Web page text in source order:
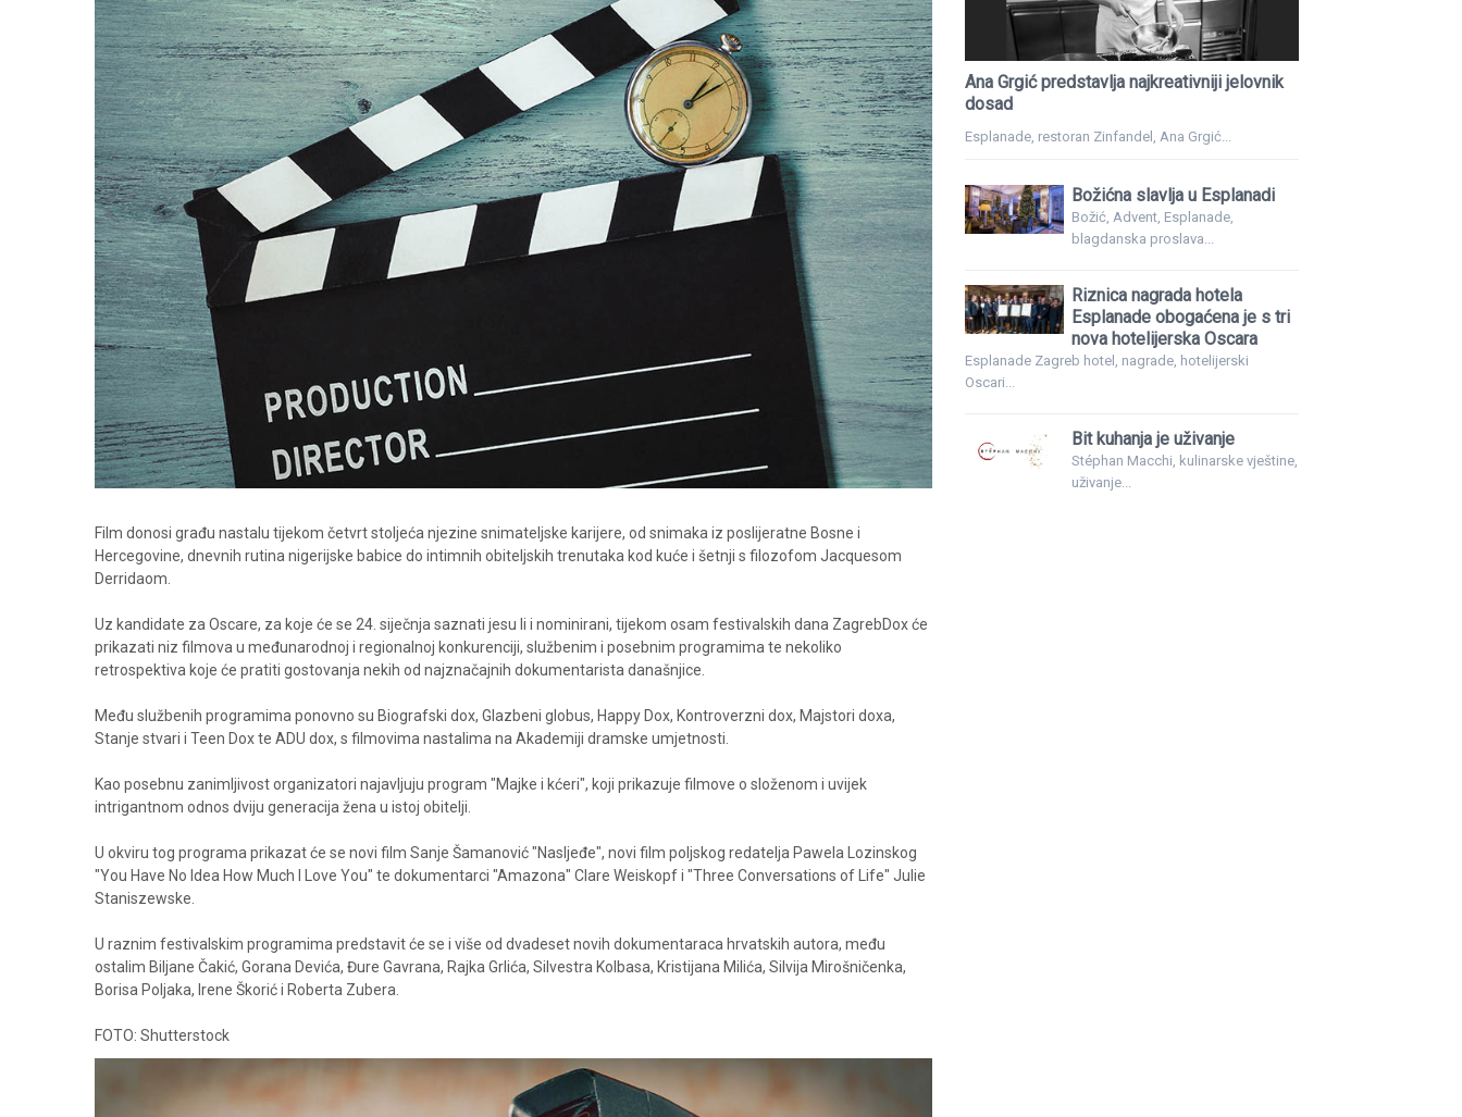
Film donosi građu nastalu tijekom četvrt stoljeća njezine snimateljske karijere, od snimaka iz poslijeratne Bosne i
Hercegovine, dnevnih rutina nigerijske babice do intimnih obiteljskih trenutaka kod kuće i šetnji s filozofom Jacquesom
Derridaom.
Uz kandidate za Oscare, za koje će se 24. siječnja saznati jesu li i nominirani, tijekom osam festivalskih dana ZagrebDox će
prikazati niz filmova u međunarodnoj i regionalnoj konkurenciji, službenim i posebnim programima te nekoliko
retrospektiva koje će pratiti gostovanja nekih od najznačajnih dokumentarista današnjice.
Među službenih programima ponovno su Biografski dox, Glazbeni globus, Happy Dox, Kontroverzni dox, Majstori doxa,
Stanje stvari i Teen Dox te ADU dox, s filmovima nastalima na Akademiji dramske umjetnosti.
Kao posebnu zanimljivost organizatori najavljuju program "Majke i kćeri", koji prikazuje filmove o složenom i uvijek
intrigantnom odnos dviju generacija žena u istoj obitelji.
U okviru tog programa prikazat će se novi film Sanje Šamanović "Nasljeđe", novi film poljskog redatelja Pawela Lozinskog
"You Have No Idea How Much I Love You" te dokumentarci "Amazona" Clare Weiskopf i "Three Conversations of Life" Julie
Staniszewske.
U raznim festivalskim programima predstavit će se i više od dvadeset novih dokumentaraca hrvatskih autora, među
ostalim Biljane Čakić, Gorana Devića, Đure Gavrana, Rajka Grlića, Silvestra Kolbasa, Kristijana Milića, Silvija Mirošničenka,
Borisa Poljaka, Irene Škorić i Roberta Zubera.
FOTO: Shutterstock
Ana Grgić predstavlja najkreativniji jelovnik
dosad
Esplanade, restoran Zinfandel, Ana Grgić...
Božićna slavlja u Esplanadi
Božić, Advent, Esplanade,
blagdanska proslava...
Riznica nagrada hotela
Esplanade obogaćena je s tri
nova hotelijerska Oscara
Esplanade Zagreb hotel, nagrade, hotelijerski
Oscari...
Bit kuhanja je uživanje
Stéphan Macchi, kulinarske vještine,
uživanje...